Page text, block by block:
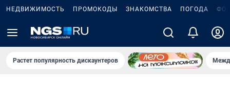
НЕДВИЖИМОСТЬ ПРОМОКОДЫ ЗНАКОМСТВА ПОГОДА
Растет популярность дискаунтеров